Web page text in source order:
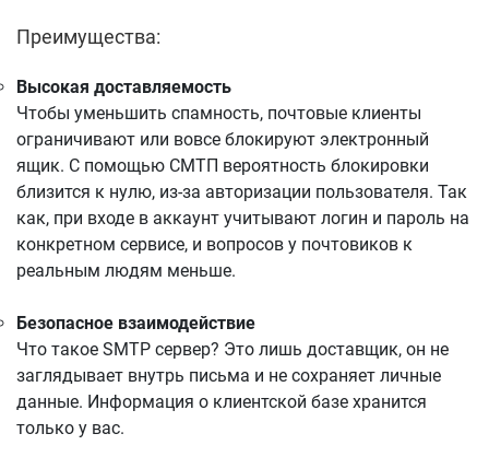
Преимущества:
Высокая доставляемость
Чтобы уменьшить спамность, почтовые клиенты
ограничивают или вовсе блокируют электронный
ящик. С помощью СМТП вероятность блокировки
близится к нулю, из-за авторизации пользователя. Так
как, при входе в аккаунт учитывают логин и пароль на
конкретном сервисе, и вопросов у почтовиков к
реальным людям меньше.
Безопасное взаимодействие
Что такое SMTP сервер? Это лишь доставщик, он не
заглядывает внутрь письма и не сохраняет личные
данные. Информация о клиентской базе хранится
только у вас.